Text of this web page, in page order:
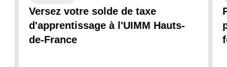
Versez votre solde de taxe
d'apprentissage à l'UIMM Hauts-
de-France